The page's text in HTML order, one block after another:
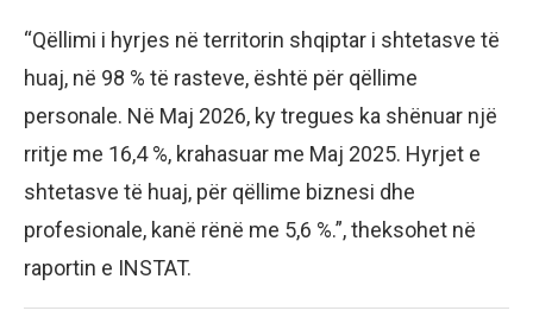
“Qëllimi i hyrjes në territorin shqiptar i shtetasve të
huaj, në 98 % të rasteve, është për qëllime
personale. Në Maj 2026, ky tregues ka shënuar një
rritje me 16,4 %, krahasuar me Maj 2025. Hyrjet e
shtetasve të huaj, për qëllime biznesi dhe
profesionale, kanë rënë me 5,6 %.”, theksohet në
raportin e INSTAT.